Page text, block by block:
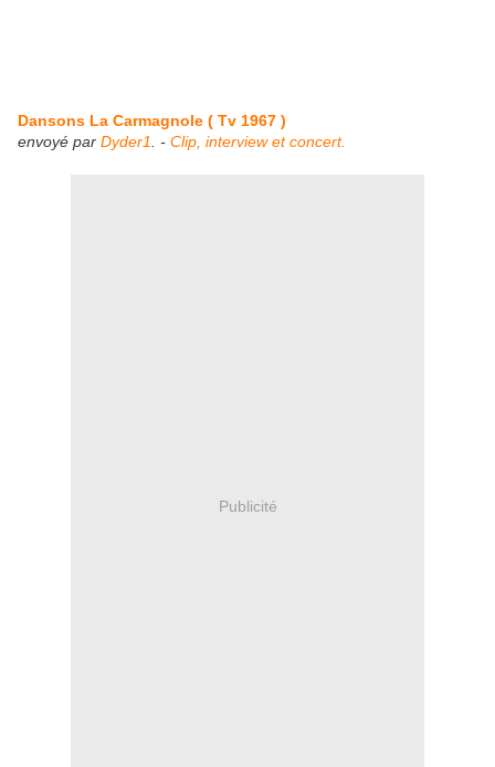
Dansons La Carmagnole ( Tv 1967 )
envoyé par Dyder1 . - Clip, interview et concert.
Publicité